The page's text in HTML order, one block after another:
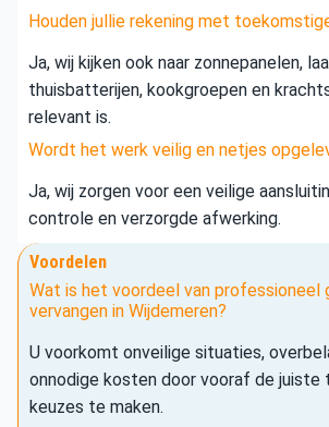
Houden jullie rekening met
Ja, wij kijken ook naar zonnepanelen,
thuisbatterijen, kookgroepen en
relevant is.
Wordt het werk veilig en netjes
Ja, wij zorgen voor een veilige
controle en verzorgde afwerking.
Voordelen
Wat is het voordeel van professioneel
vervangen in Wijdemeren?
U voorkomt onveilige situaties,
onnodige kosten door vooraf de juiste
keuzes te maken.